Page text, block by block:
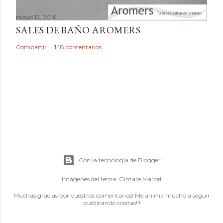
mayo 12, 2016
SALES DE BAÑO AROMERS
Compartir 148 comentarios
Con la tecnología de Blogger
Imágenes del tema: Gintare Marcel
Muchas gracias por vuestros comentarios! Me anima mucho a seguir
publicando cositas!!!